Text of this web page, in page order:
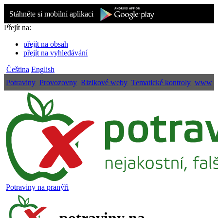
Stáhněte si mobilní aplikaci
Přejít na:
přejít na obsah
přejít na vyhledávání
Čeština English
Potraviny Provozovny Rizikové weby Tematické kontroly www
Potraviny na pranýři